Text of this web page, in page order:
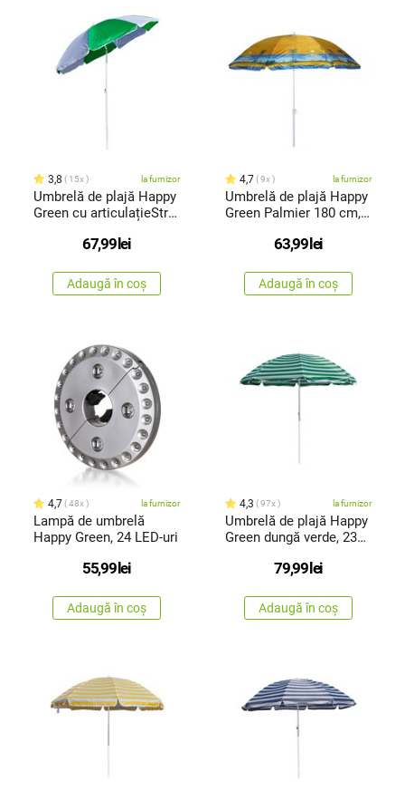
3,8 15x la furnizor
Umbrelă de plajă Happy
Green cu articulațieStrip
67,99 lei
Adaugă în coș
4,7 9x la furnizor
Umbrelă de plajă Happy
Green Palmier 180 cm,
63,99 lei
Adaugă în coș
4,7 48x la furnizor
Lampă de umbrelă
Happy Green, 24 LED-uri
55,99 lei
Adaugă în coș
4,3 97x la furnizor
Umbrelă de plajă Happy
Green dungă verde, 230
79,99 lei
Adaugă în coș